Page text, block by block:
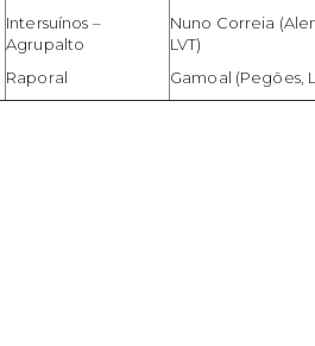
Intersuínos –
Agrupalto
Raporal
Nuno Correia
LVT)
Gamoal (Pegões,